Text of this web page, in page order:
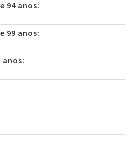
94 anos:
99 anos:
anos: